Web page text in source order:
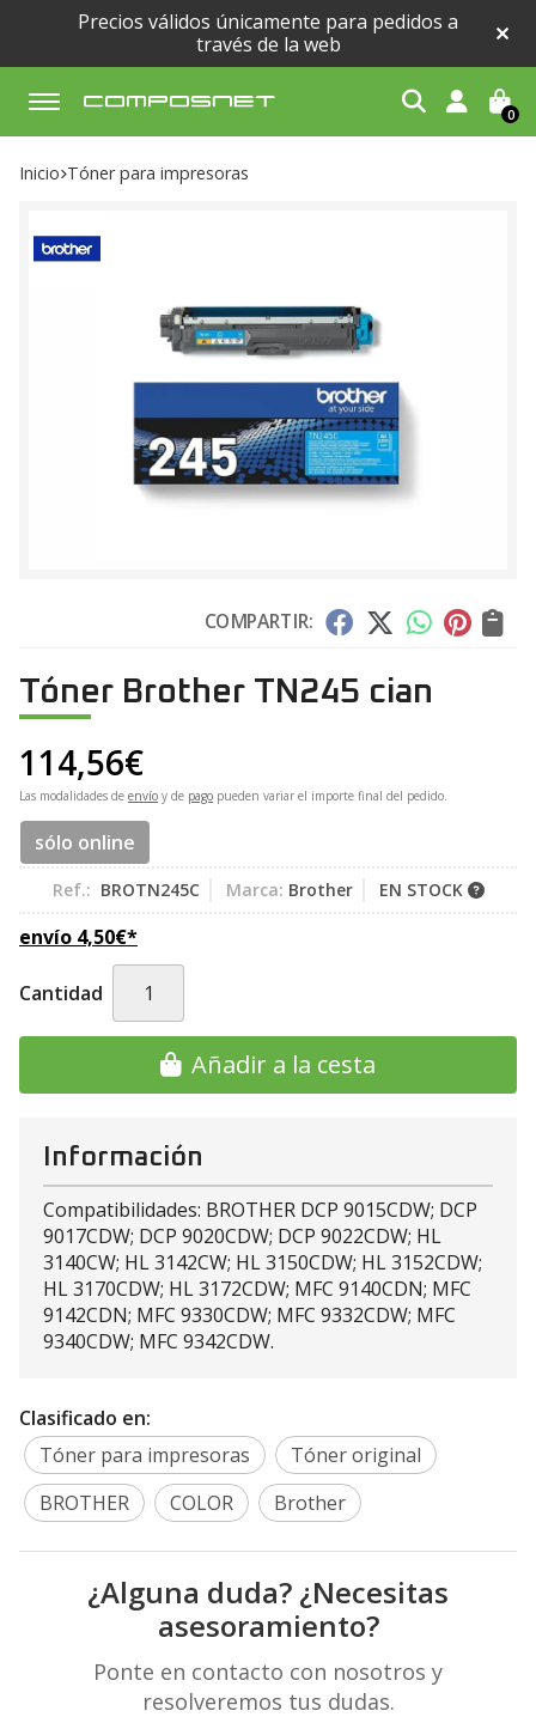
Precios válidos únicamente para pedidos a
través de la web
Buscar 0
Inicio tóner para impresoras
COMPARTIR:
Tóner Brother TN245 cian
114,56€
Las modalidades de envío y de pago pueden variar el importe final del pedido.
sólo online
Ref.: BROTN245C Marca: Brother EN STOCK
envío 4,50€*
Cantidad
Añadir a la cesta
Información
Compatibilidades: BROTHER DCP 9015CDW; DCP
9017CDW; DCP 9020CDW; DCP 9022CDW; HL
3140CW; HL 3142CW; HL 3150CDW; HL 3152CDW;
HL 3170CDW; HL 3172CDW; MFC 9140CDN; MFC
9142CDN; MFC 9330CDW; MFC 9332CDW; MFC
9340CDW; MFC 9342CDW.
Clasificado en:
Tóner para impresoras
Tóner original
BROTHER
COLOR Brother
¿Alguna duda? ¿Necesitas
asesoramiento?
Ponte en contacto con nosotros y
resolveremos tus dudas.